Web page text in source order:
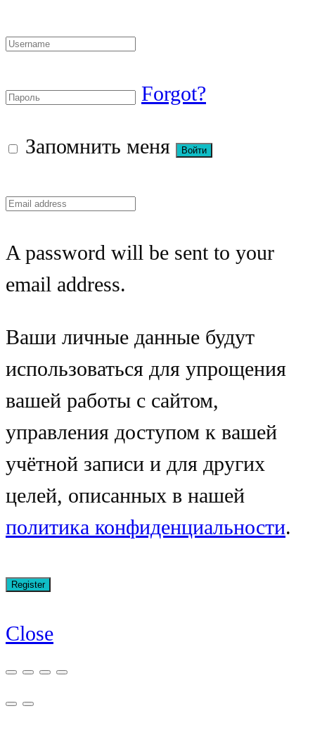
Forgot?
Запомнить меня
A password will be sent to your
email address.
Ваши личные данные будут
использоваться для упрощения
вашей работы с сайтом,
управления доступом к вашей
учётной записи и для других
целей, описанных в нашей
политика конфиденциальности.
Close